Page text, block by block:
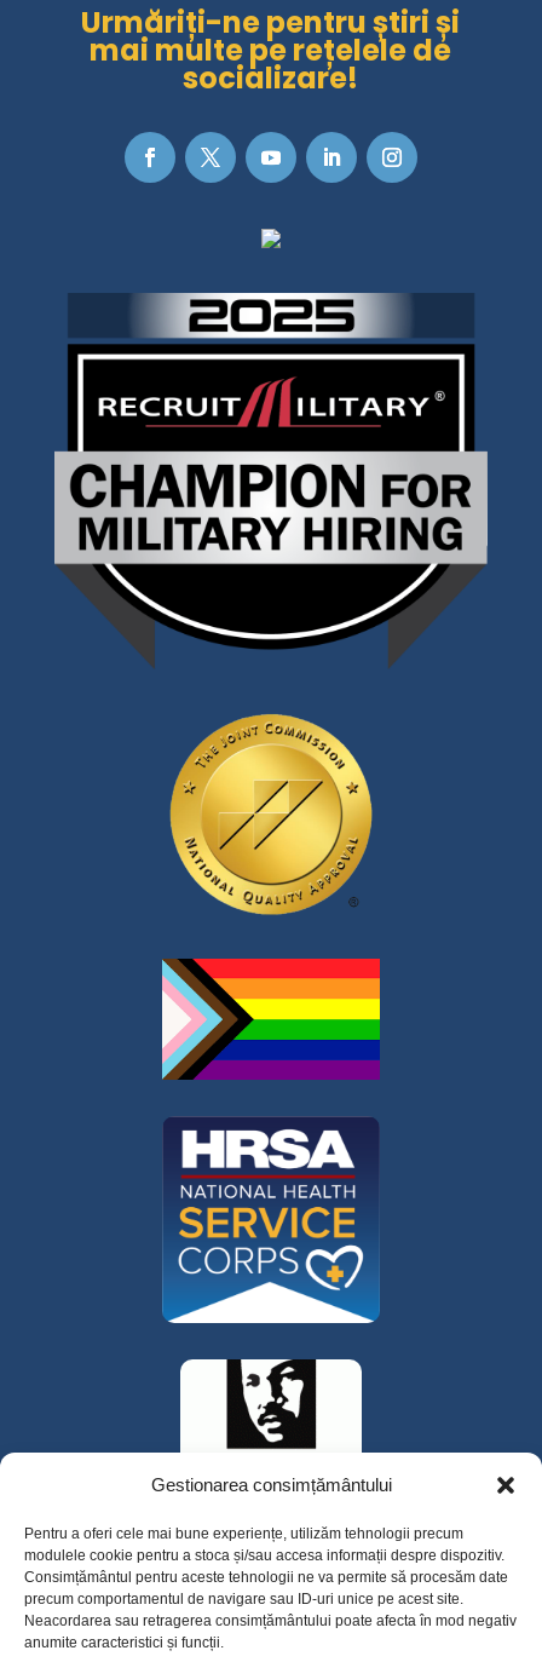
Gestionarea consimțământului
Pentru a oferi cele mai bune experiențe, utilizăm tehnologii precum
modulele cookie pentru a stoca și/sau accesa informații despre dispozitiv.
Consimțământul pentru aceste tehnologii ne va permite să procesăm date
precum comportamentul de navigare sau ID-uri unice pe acest site.
Neacordarea sau retragerea consimțământului poate afecta în mod negativ
anumite caracteristici și funcții.
Urmăriți-ne pentru știri și
mai multe pe rețelele de
socializare!